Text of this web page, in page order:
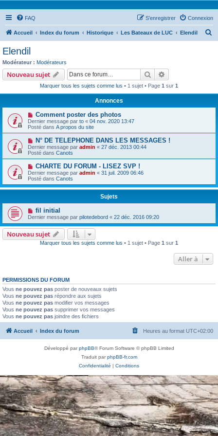
FAQ Connexion
S’enregistrer
Accueil Index du forum Historique Les Bateaux de LUC Elendil
Elendil
Modérateur : Modérateurs
Nouveau sujet Rechercher
Marquer tous les sujets comme lus • 1 sujet • Page 1 sur 1
Annonces
Comment poster des photos
Dernier message par to « 04 nov. 2020 13:47
Posté dans A propos du site
N° DE TELEPHONE DANS LES MESSAGES !
Dernier message par admin « 27 déc. 2013 00:44
Posté dans Canots
CHARTE DU FORUM - LISEZ SVP !
Dernier message par admin « 31 juil. 2009 06:46
Posté dans Canots
Sujets
fil initial
Dernier message par pilotedebord « 22 déc. 2016 09:20
Nouveau sujet
Marquer tous les sujets comme lus • 1 sujet • Page 1 sur 1
Aller à
PERMISSIONS DU FORUM
Vous ne pouvez pas poster de nouveaux sujets
Vous ne pouvez pas répondre aux sujets
Vous ne pouvez pas modifier vos messages
Vous ne pouvez pas supprimer vos messages
Vous ne pouvez pas joindre des fichiers
Accueil Index du forum Heures au format UTC+02:00
Développé parphpBB® Forum Software © phpBB Limited
Traduit parphpBB-fr.com
Confidentialité | Conditions